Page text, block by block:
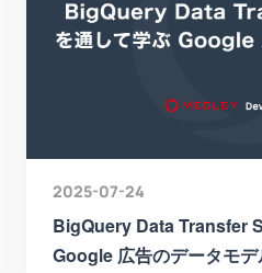
2025-07-24
BigQuery Data Transfer
Google 広告のデータモデ